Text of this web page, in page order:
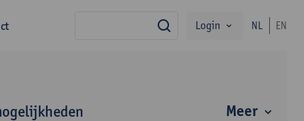
zoekLogin NL EN
Meer